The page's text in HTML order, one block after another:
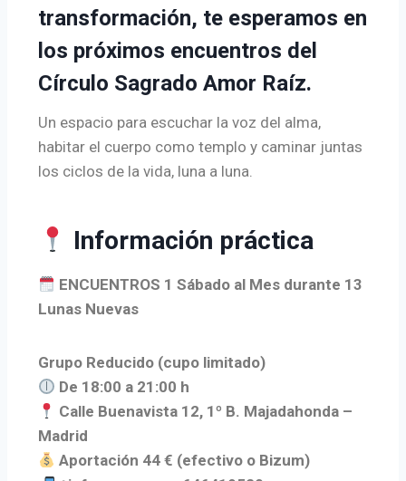
transformación, te esperamos en
los próximos encuentros del
Círculo Sagrado Amor Raíz.
Un espacio para escuchar la voz del alma,
habitar el cuerpo como templo y caminar juntas
los ciclos de la vida, luna a luna.
Información práctica
ENCUENTROS 1 Sábado al Mes durante 13
Lunas Nuevas
Grupo Reducido (cupo limitado)
De 18:00 a 21:00 h
Calle Buenavista 12, 1º B. Majadahonda –
Madrid
Aportación 44 € (efectivo o Bizum)